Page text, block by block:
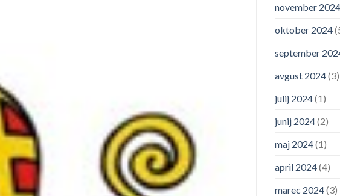
november 2024
oktober 2024
september
avgust 2024(3)
julij 2024(1)
junij 2024(2)
maj 2024(1)
april 2024(4)
marec 2024(3)